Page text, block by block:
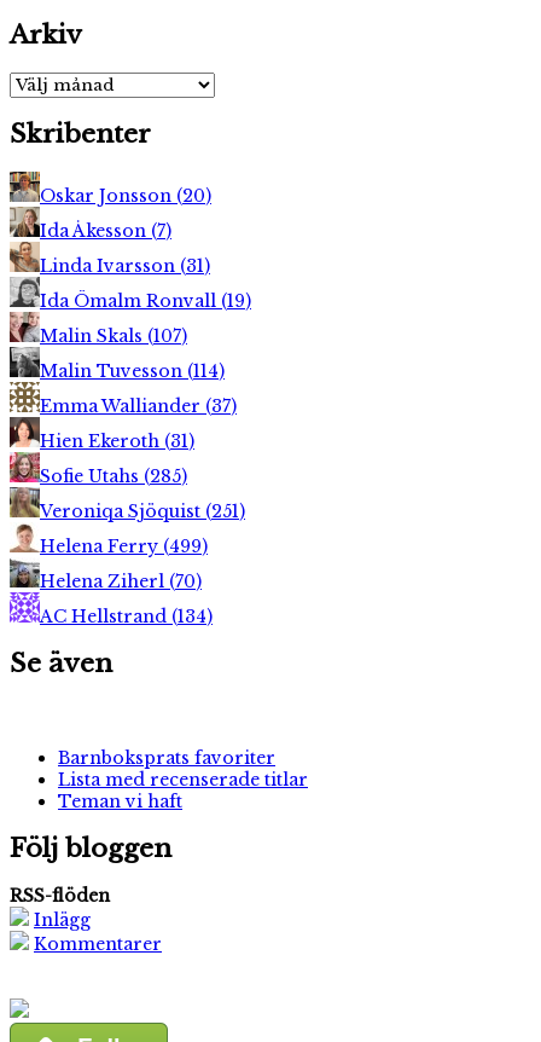
Arkiv
Arkiv
Skribenter
Oskar Jonsson (20)
Ida Åkesson (7)
Linda Ivarsson (31)
Ida Ömalm Ronvall (19)
Malin Skals (107)
Malin Tuvesson (114)
Emma Walliander (37)
Hien Ekeroth (31)
Sofie Utahs (285)
Veroniqa Sjöquist (251)
Helena Ferry (499)
Helena Ziherl (70)
AC Hellstrand (134)
Se även
Barnboksprats favoriter
Lista med recenserade titlar
Teman vi haft
Följ bloggen
RSS-flöden
Inlägg
Kommentarer